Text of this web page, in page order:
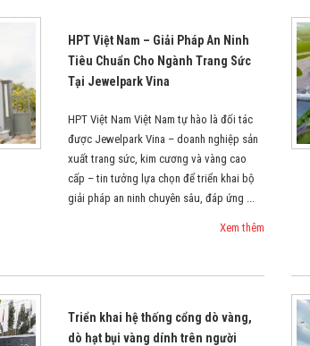
HPT Việt Nam – Giải Pháp An Ninh
Tiêu Chuẩn Cho Ngành Trang Sức
Tại Jewelpark Vina
HPT Việt Nam Việt Nam tự hào là đối tác
được Jewelpark Vina – doanh nghiệp sản
xuất trang sức, kim cương và vàng cao
cấp – tin tưởng lựa chọn để triển khai bộ
giải pháp an ninh chuyên sâu, đáp ứng ...
Xem thêm
Triển khai hệ thống cổng dò vàng,
dò hạt bụi vàng dính trên người